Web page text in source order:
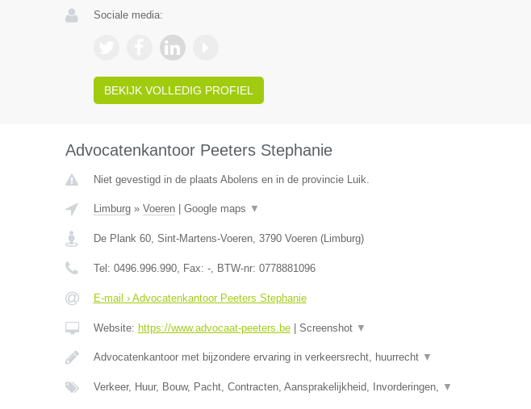
Sociale media:
BEKIJK VOLLEDIG PROFIEL
Advocatenkantoor Peeters Stephanie
Niet gevestigd in de plaats Abolens en in de provincie Luik.
Limburg» Voeren| Google maps ▼
De Plank 60, Sint-Martens-Voeren, 3790 Voeren(Limburg)
Tel: 0496.996.990, Fax: -, BTW-nr: 0778881096
E-mail › Advocatenkantoor Peeters Stephanie
Website: https://www.advocaat-peeters.be| Screenshot ▼
Advocatenkantoor met bijzondere ervaring in verkeersrecht, huurrecht ▼
Verkeer, Huur, Bouw, Pacht, Contracten, Aansprakelijkheid, Invorderingen, ▼